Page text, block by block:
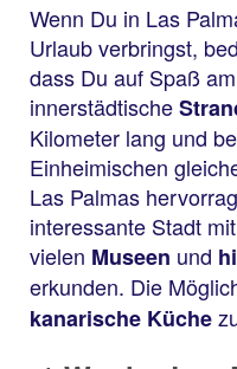
Wenn Du in Las
Urlaub verbringst,
dass Du auf Spaß
innerstädtische
Kilometer lang und
Einheimischen
Las Palmas
interessante Stadt
vielen Museen und
erkunden. Die
kanarische Küche